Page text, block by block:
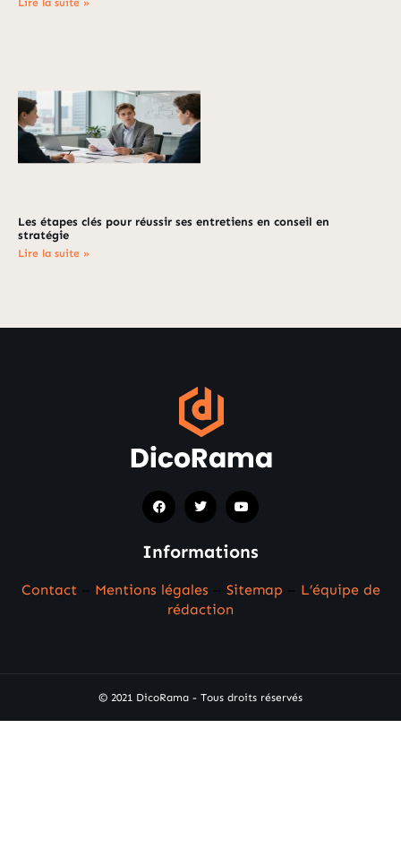
Lire la suite »
Les étapes clés pour réussir ses entretiens en conseil en
stratégie
Lire la suite »
Informations
Contact Mentions légales Sitemap
L’équipe de
rédaction
© 2021 DicoRama - Tous droits réservés